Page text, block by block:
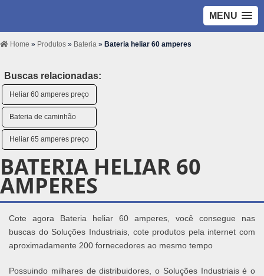
MENU
Home » Produtos » Bateria » Bateria heliar 60 amperes
Buscas relacionadas:
Heliar 60 amperes preço
Bateria de caminhão
Heliar 65 amperes preço
BATERIA HELIAR 60
AMPERES
Cote agora Bateria heliar 60 amperes, você consegue nas
buscas do Soluções Industriais, cote produtos pela internet com
aproximadamente 200 fornecedores ao mesmo tempo
Possuindo milhares de distribuidores, o Soluções Industriais é o